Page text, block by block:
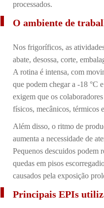
processados.
O ambiente de
Nos frigoríficos, as
abate, desossa, corte,
A rotina é intensa, com
que podem chegar a -18 °C
exigem que os
físicos, mecânicos, térmicos
Além disso, o ritmo de
aumenta a necessidade de
Pequenos descuidos podem
quedas em pisos
causados pela exposição
Principais EPIs